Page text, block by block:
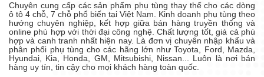
Chuyên cung cấp các sản phẩm phụ tùng thay thế cho các dòng
ô tô 4 chỗ, 7 chỗ phổ biến tại Việt Nam. Kinh doanh phụ tùng theo
hướng chuyên nghiệp, kết hợp giữa bán hàng truyền thống và
online phù hợp với thời đại công nghệ. Chất lượng tốt, giá cả phù
hợp và canh tranh nhất hiện nay. Là đơn vị chuyên nhập khẩu và
phân phối phụ tùng cho các hãng lớn như Toyota, Ford, Mazda,
Hyundai, Kia, Honda, GM, Mitsubishi, Nissan... Luôn là nơi bán
hàng uy tín, tin cậy cho mọi khách hàng toàn quốc.